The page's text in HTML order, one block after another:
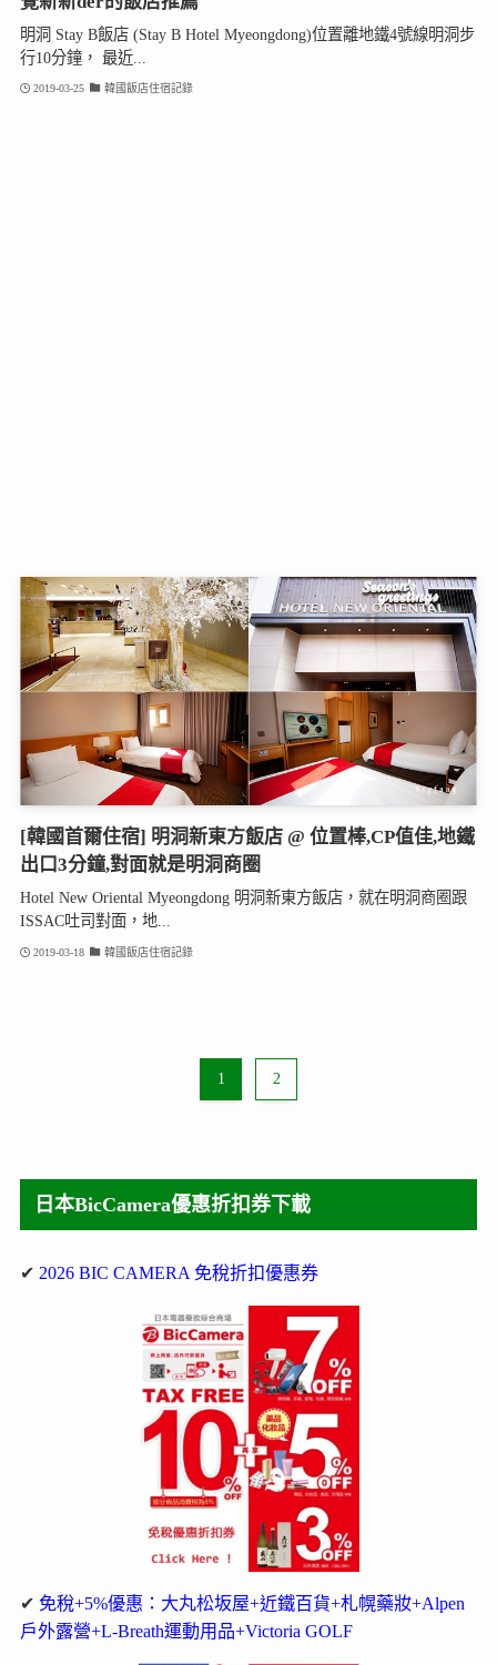
明洞 Stay B飯店 (Stay B Hotel Myeongdong)位置離地鐵4號線明洞步
行10分鐘， 最近...
2019-03-25 韓國飯店住宿記錄
[韓國首爾住宿] 明洞新東方飯店 @ 位置棒,CP值佳,地鐵
出口3分鐘,對面就是明洞商圈
Hotel New Oriental Myeongdong 明洞新東方飯店，就在明洞商圈跟
ISSAC吐司對面，地...
2019-03-18 韓國飯店住宿記錄
1 2
日本BicCamera優惠折扣券下載
✔ 2026 BIC CAMERA 免稅折扣優惠券
✔ 免稅+5%優惠：大丸松坂屋+近鐵百貨+札幌藥妝+Alpen
戶外露營+L-Breath運動用品+Victoria GOLF